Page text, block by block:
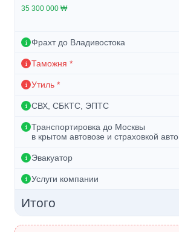
35 300 000 ₩
Фрахт до Владивостока
Таможня *
Утиль *
СВХ, СБКТС, ЭПТС
Транспортировка до Москвы
в крытом автовозе и страховкой авто
Эвакуатор
Услуги компании
Итого